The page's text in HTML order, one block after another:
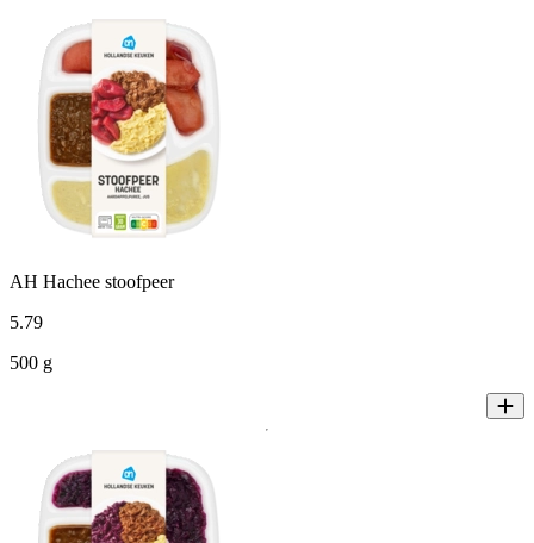
AH Hachee stoofpeer
5.79
500 g